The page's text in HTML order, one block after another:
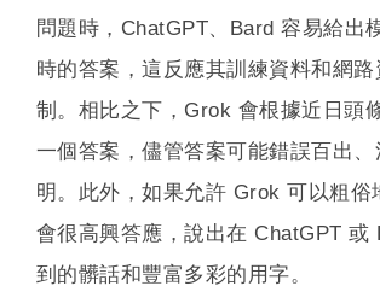
問題時，ChatGPT、Bard 容易給出
時的答案，這反應其訓練資料和網路
制。相比之下，Grok 會根據近日頭
一個答案，儘管答案可能錯誤百出、
明。此外，如果允許 Grok 可以粗俗
會很高興答應，說出在 ChatGPT 或
到的髒話和豐富多彩的用字。